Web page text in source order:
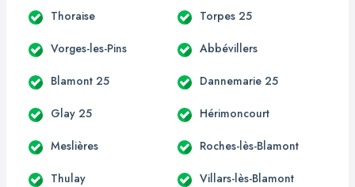
Thoraise Torpes 25
Vorges-les-Pins Abbévillers
Blamont 25 Dannemarie 25
Glay 25 Hérimoncourt
Meslières Roches-lès-Blamont
Thulay Villars-lès-Blamont